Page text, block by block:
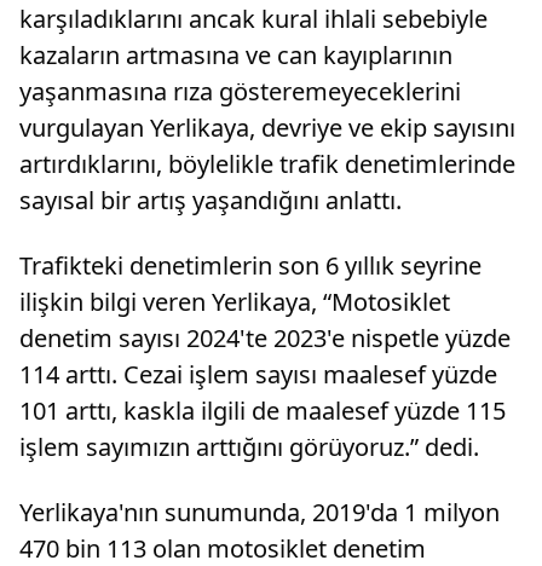
karşıladıklarını ancak kural ihlali sebebiyle
kazaların artmasına ve can kayıplarının
yaşanmasına rıza gösteremeyeceklerini
vurgulayan Yerlikaya, devriye ve ekip sayısını
artırdıklarını, böylelikle trafik denetimlerinde
sayısal bir artış yaşandığını anlattı.
Trafikteki denetimlerin son 6 yıllık seyrine
ilişkin bilgi veren Yerlikaya, “Motosiklet
denetim sayısı 2024'te 2023'e nispetle yüzde
114 arttı. Cezai işlem sayısı maalesef yüzde
101 arttı, kaskla ilgili de maalesef yüzde 115
işlem sayımızın arttığını görüyoruz.” dedi.
Yerlikaya'nın sunumunda, 2019'da 1 milyon
470 bin 113 olan motosiklet denetim